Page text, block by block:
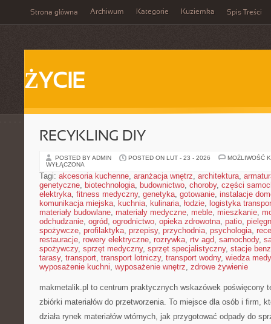
Strona główna Archiwum Kategorie Kuziemka Spis Treści
ŻYCIE
RECYKLING DIY
POSTED BY ADMIN POSTED ON LUT - 23 - 2026
MOŻLIWOŚĆ
WYŁĄCZONA
Tagi: akcesoria kuchenne, aranżacja wnętrz, architektura,
genetyczne, biotechnologia, budownictwo, choroby, części
elektryka, fitness medyczny, genetyka, gotowanie, instalacje
komunikacja miejska, kuchnia, kulinaria, łodzie, logistyka
materiały budowlane, materiały medyczne, meble, mieszkanie,
odchudzanie, ogród, ogrodnictwo, opieka zdrowotna, patio,
spożywcze, profilaktyka, przepisy, przychodnia, psychologia,
restauracje, rowery elektryczne, rozrywka, rtv agd, samochody,
spożywczy, sprzęt medyczny, sprzęt specjalistyczny, stacje
tarasy, transport, transport lotniczy, transport wodny, wiedza
wyposażenie kuchni, wyposażenie wnętrz, zdrowe żywienie
makmetalik.pl to centrum praktycznych wskazówek poświęcony
zbiórki materiałów do przetworzenia. To miejsce dla osób i firm,
działa rynek materiałów wtórnych, jak przygotować odpady do